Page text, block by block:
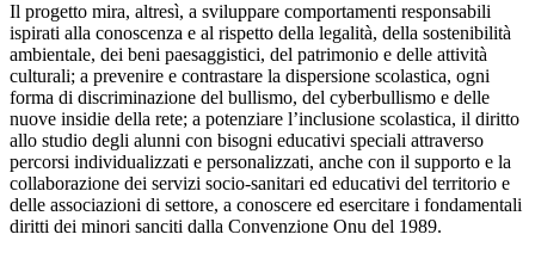
Il progetto mira, altresì, a sviluppare comportamenti responsabili
ispirati alla conoscenza e al rispetto della legalità, della sostenibilità
ambientale, dei beni paesaggistici, del patrimonio e delle attività
culturali; a prevenire e contrastare la dispersione scolastica, ogni
forma di discriminazione del bullismo, del cyberbullismo e delle
nuove insidie della rete; a potenziare l’inclusione scolastica, il diritto
allo studio degli alunni con bisogni educativi speciali attraverso
percorsi individualizzati e personalizzati, anche con il supporto e la
collaborazione dei servizi socio-sanitari ed educativi del territorio e
delle associazioni di settore, a conoscere ed esercitare i fondamentali
diritti dei minori sanciti dalla Convenzione Onu del 1989.